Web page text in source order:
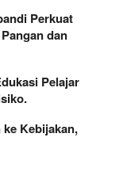
Perkuat
dan
Pelajar
Kebijakan,